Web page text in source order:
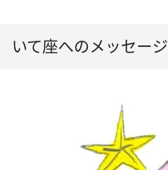
いて座へのメッセージ